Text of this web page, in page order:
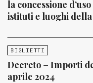
la concessione
istituti e luoghi
BIGLIETTI
Decreto – Importi
aprile 2024